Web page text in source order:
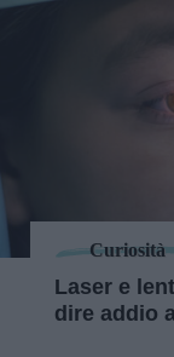
Curiosità
Laser e
dire addio